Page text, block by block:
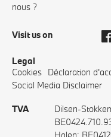
nous ?
Visit us on
Legal
Cookies Déclaration
Social Media Disclaimer
TVA
Dilsen-